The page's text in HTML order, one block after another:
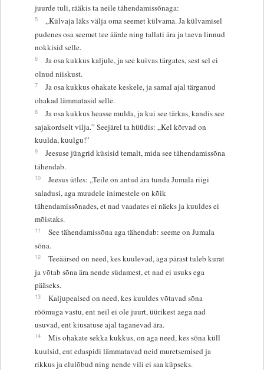
juurde tuli, rääkis ta neile tähendamissõnaga:
5
„Külvaja läks välja oma seemet külvama. Ja külvamisel
pudenes osa seemet tee äärde ning tallati ära ja taeva linnud
nokkisid selle.
6
Ja osa kukkus kaljule, ja see kuivas tärgates, sest sel ei
olnud niiskust.
7
Ja osa kukkus ohakate keskele, ja samal ajal tärganud
ohakad lämmatasid selle.
8
Ja osa kukkus heasse mulda, ja kui see tärkas, kandis see
sajakordselt vilja.” Seejärel ta hüüdis: „Kel kõrvad on
kuulda, kuulgu!”
9
Jeesuse jüngrid küsisid temalt, mida see tähendamissõna
tähendab.
10
Jeesus ütles: „Teile on antud ära tunda Jumala riigi
saladusi, aga muudele inimestele on kõik
tähendamissõnades, et nad vaadates ei näeks ja kuuldes ei
mõistaks.
11
See tähendamissõna aga tähendab: seeme on Jumala
sõna.
12
Teeäärsed on need, kes kuulevad, aga pärast tuleb kurat
ja võtab sõna ära nende südamest, et nad ei usuks ega
pääseks.
13
Kaljupealsed on need, kes kuuldes võtavad sõna
rõõmuga vastu, ent neil ei ole juurt, üürikest aega nad
usuvad, ent kiusatuse ajal taganevad ära.
14
Mis ohakate sekka kukkus, on aga need, kes sõna küll
kuulsid, ent edaspidi lämmatavad neid muretsemised ja
rikkus ja elulõbud ning nende vili ei saa küpseks.